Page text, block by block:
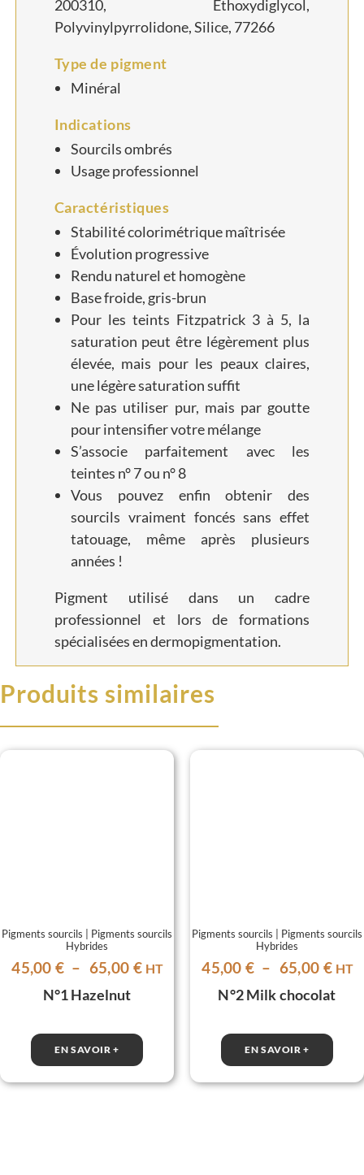
200310, Éthoxydiglycol,
Polyvinylpyrrolidone, Silice, 77266
Type de pigment
Minéral
Indications
Sourcils ombrés
Usage professionnel
Caractéristiques
Stabilité colorimétrique maîtrisée
Évolution progressive
Rendu naturel et homogène
Base froide, gris-brun
Pour les teints Fitzpatrick 3 à 5, la
saturation peut être légèrement plus
élevée, mais pour les peaux claires,
une légère saturation suffit
Ne pas utiliser pur, mais par goutte
pour intensifier votre mélange
S’associe parfaitement avec les
teintes n° 7 ou n° 8
Vous pouvez enfin obtenir des
sourcils vraiment foncés sans effet
tatouage, même après plusieurs
années !
Pigment utilisé dans un cadre
professionnel et lors de formations
spécialisées en dermopigmentation.
Produits similaires
Pigments sourcils | Pigments sourcils
Hybrides
45,00€ – 65,00 €Plage
à
65,00 €
HT
N°1 Hazelnut
EN SAVOIR +
Pigments sourcils | Pigments sourcils
Hybrides
45,00€ – 65,00 €
prix
à
HT
N°2 Milk chocolat
EN SAVOIR +